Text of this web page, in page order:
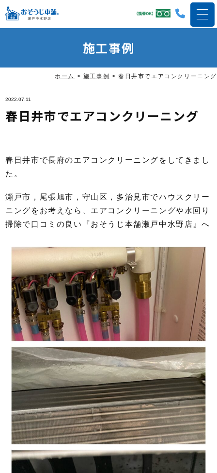
施工事例
ホーム > 施工事例 > 春日井市でエアコンクリーニング
2022.07.11
春日井市でエアコンクリーニング
春日井市で長府のエアコンクリーニングをしてきまし
た。
瀬戸市，尾張旭市，守山区，多治見市でハウスクリー
ニングをお考えなら、エアコンクリーニングや水回り
掃除で口コミの良い『おそうじ本舗瀬戸中水野店』へ